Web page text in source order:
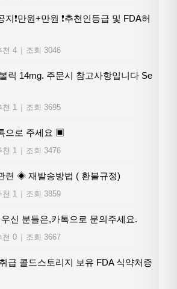
❗만원+만원 ❗추천인등급 및 FDA허
천 4 조회 3046
릭 14mg. 주문시 참고사항입니다 Se
천 1 조회 3695
으로 주세요 ▣
천 1 조회 3476
련 ◈ 재발송방법 ( 환불규정)
천 1 조회 3859
신 분들은,카톡으로 문의주세요.
천 0 조회 3667
급 콜드스토리지 보유 FDA 식약처증